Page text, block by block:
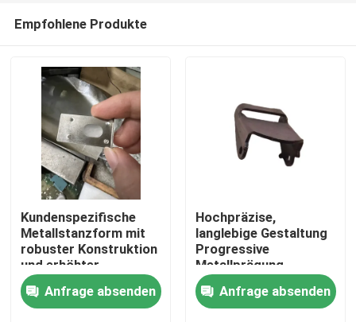
Haus
Empfohlene Produkte
Kundenspezifische
Metallstanzform mit
robuster Konstruktion
und erhöhter
Langlebigkeit,
geeignet für
verschiedene
Anfrage absenden
Hochpräzise,
langlebige Gestaltung
Progressive
Metallprägung
Anfrage absenden